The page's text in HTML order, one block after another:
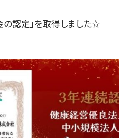
の認定」を取得しました☆